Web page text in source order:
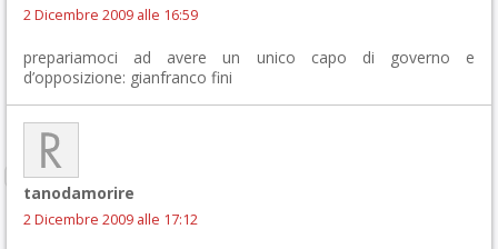
2 Dicembre 2009 alle 16:59
prepariamoci ad avere un unico capo di governo e
d’opposizione: gianfranco fini
tanodamorire
2 Dicembre 2009 alle 17:12